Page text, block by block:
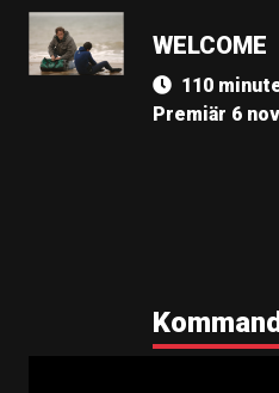
WELCOME
110
Premiär 6